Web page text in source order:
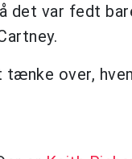
det var fedt
tænke over,